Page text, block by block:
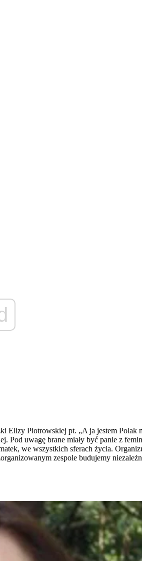
Piotrowskiej pt. „A ja jestem Polak
Pod uwagę brane miały być panie z
we wszystkich sferach życia.
zespole budujemy